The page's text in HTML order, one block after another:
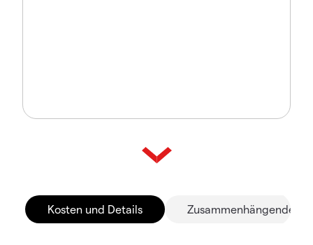
Kosten und Details Zusammenhängende